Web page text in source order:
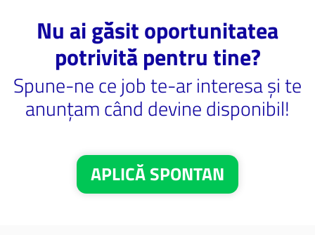
Nu ai găsit oportunitatea
potrivită pentru tine?
Spune-ne ce job te-ar interesa și te
anunțam când devine disponibil!
APLICĂ SPONTAN